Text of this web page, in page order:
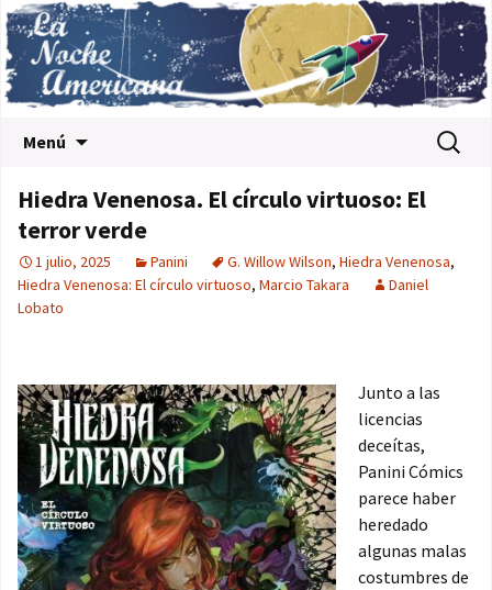
Menú Buscar:
Hiedra Venenosa. El círculo virtuoso: El
terror verde
1 julio, 2025 Panini G. Willow Wilson, Hiedra Venenosa,
Hiedra Venenosa: El círculo virtuoso, Marcio Takara
Daniel
Lobato
Junto a las
licencias
deceítas,
Panini Cómics
parece haber
heredado
algunas malas
costumbres de